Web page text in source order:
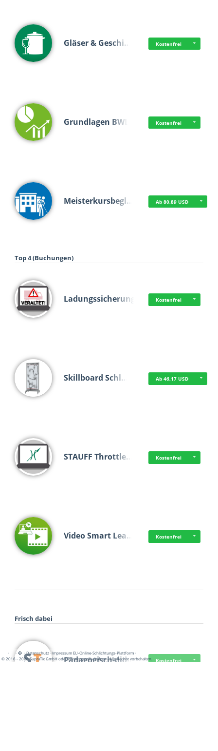
Gläser & Geschi… Kostenfrei
Grundlagen BWL Kostenfrei
Meisterkursbegl… Ab 80,89 USD
Top 4 (Buchungen)
Ladungssicherung Kostenfrei
Skillboard Schl… Ab 46,17 USD
STAUFF Throttle… Kostenfrei
Video Smart Lea… Kostenfrei
Frisch dabei
Pädagogisch-did… Kostenfrei
· · ·Datenschutz·Impressum EU-Online-Schlichtungs-Plattform·
© 2016 - 2026 SupraTix GmbH oder Partnergesellschaften - Alle Rechte vorbehalten.